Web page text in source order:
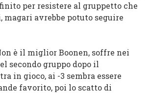
per resistere al gruppetto che
magari avrebbe potuto seguire
è il miglior Boonen, soffre nei
secondo gruppo dopo il
in gioco, ai -3 sembra essere
favorito, poi lo scatto di